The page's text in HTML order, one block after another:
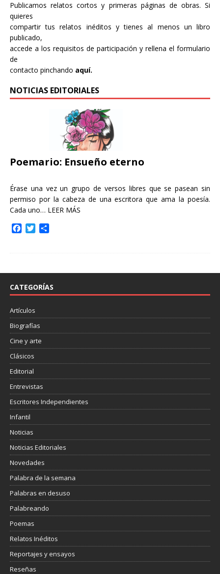
Publicamos relatos cortos y primeras páginas de obras. Si
quieres
compartir tus relatos inéditos y tienes al menos un libro
publicado,
accede a los requisitos de participación y rellena el formulario
de
contacto pinchando aquí.
NOTICIAS EDITORIALES
Poemario: Ensueño eterno
Érase una vez un grupo de versos libres que se pasean sin
permiso por la cabeza de una escritora que ama la poesía.
Cada uno… LEER MÁS
o
k
r
t
i
CATEGORÍAS
Artículos
Biografías
Cine y arte
Clásicos
Editorial
Entrevistas
Escritores Independientes
Infantil
Noticias
Noticias Editoriales
Novedades
Palabra de la semana
Palabras en desuso
Palabreando
Poemas
Relatos Inéditos
Reportajes y ensayos
Reseñas